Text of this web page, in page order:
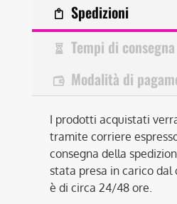
Spedizioni
Tempi di consegna
Modalità di
I prodotti acquistati
tramite corriere
consegna della
stata presa in carico dal
è di circa 24/48 ore.